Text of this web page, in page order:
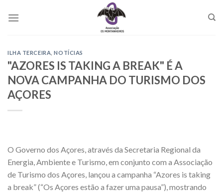
ILHA TERCEIRA ,NOTÍCIAS
"AZORES IS TAKING A BREAK" É A
NOVA CAMPANHA DO TURISMO DOS
AÇORES
O Governo dos Açores, através da Secretaria Regional da
Energia, Ambiente e Turismo, em conjunto com a Associação
de Turismo dos Açores, lançou a campanha “Azores is taking
a break” (“Os Açores estão a fazer uma pausa”), mostrando